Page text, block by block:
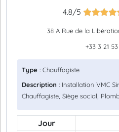
4.8/5
38 A Rue de la
+33 3 21
Type : Chauffagiste
Description : Installation VMC
Chauffagiste, Siège social,
Jour